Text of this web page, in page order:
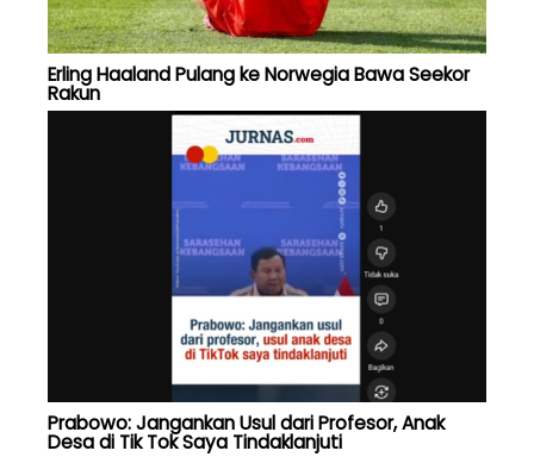
Erling Haaland Pulang ke Norwegia Bawa Seekor
Rakun
Prabowo: Jangankan Usul dari Profesor, Anak
Desa di Tik Tok Saya Tindaklanjuti